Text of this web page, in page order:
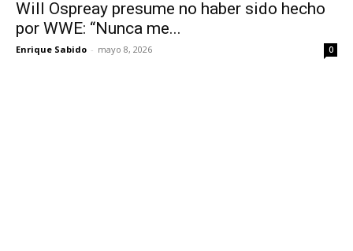
Will Ospreay presume no haber sido hecho
por WWE: “Nunca me...
Enrique Sabido - mayo 8, 2026 0